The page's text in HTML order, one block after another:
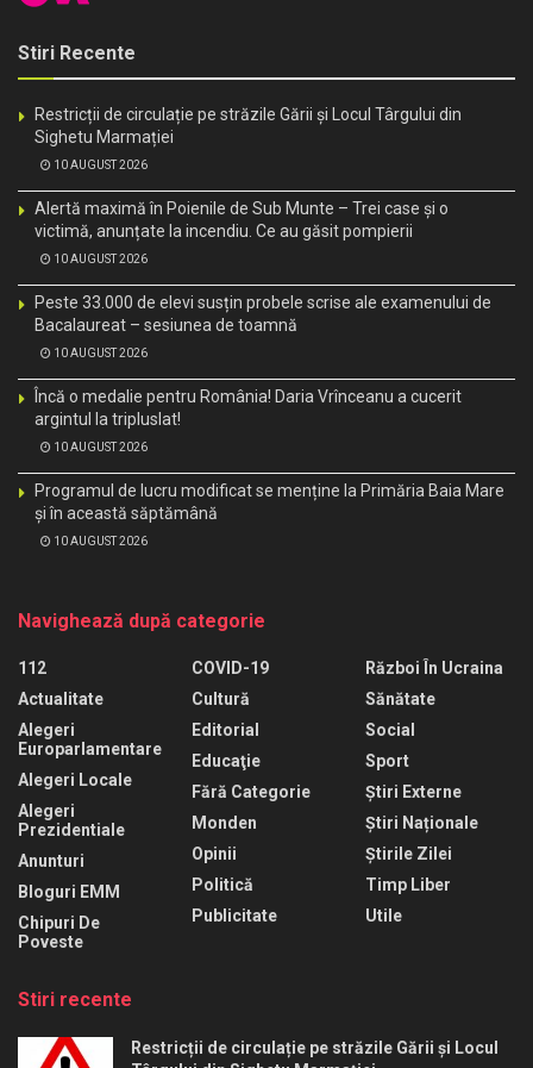
Stiri Recente
Restricții de circulație pe străzile Gării și Locul Târgului din
Sighetu Marmației
10 AUGUST 2026
Alertă maximă în Poienile de Sub Munte – Trei case și o
victimă, anunțate la incendiu. Ce au găsit pompierii
10 AUGUST 2026
Peste 33.000 de elevi susțin probele scrise ale examenului de
Bacalaureat – sesiunea de toamnă
10 AUGUST 2026
Încă o medalie pentru România! Daria Vrînceanu a cucerit
argintul la tripluslat!
10 AUGUST 2026
Programul de lucru modificat se menține la Primăria Baia Mare
și în această săptămână
10 AUGUST 2026
Navighează după categorie
112
Actualitate
Alegeri
Europarlamentare
Alegeri Locale
Alegeri
Prezidentiale
Anunturi
Bloguri EMM
Chipuri De
Poveste
COVID-19
Cultură
Editorial
Educaţie
Fără Categorie
Monden
Opinii
Politică
Publicitate
Război În Ucraina
Sănătate
Social
Sport
Știri Externe
Știri Naționale
Știrile Zilei
Timp Liber
Utile
Stiri recente
Restricții de circulație pe străzile Gării și Locul